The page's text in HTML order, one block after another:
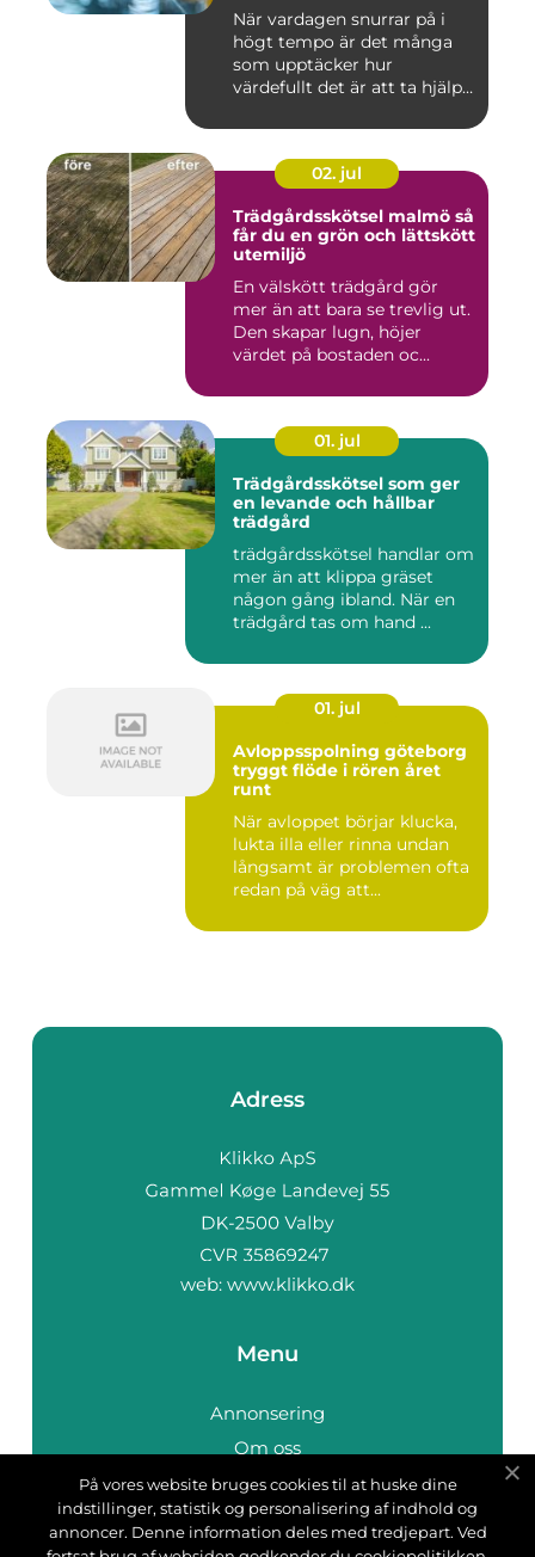
När vardagen snurrar på i
högt tempo är det många
som upptäcker hur
värdefullt det är att ta hjälp
02. jul
Trädgårdsskötsel malmö så
får du en grön och lättskött
utemiljö
En välskött trädgård gör
mer än att bara se trevlig ut.
Den skapar lugn, höjer
värdet på bostaden oc...
01. jul
Trädgårdsskötsel som ger
en levande och hållbar
trädgård
trädgårdsskötsel handlar om
mer än att klippa gräset
någon gång ibland. När en
trädgård tas om hand ...
01. jul
Avloppsspolning göteborg
tryggt flöde i rören året
runt
När avloppet börjar klucka,
lukta illa eller rinna undan
långsamt är problemen ofta
redan på väg att...
Adress
web: www.klikko.dk
Menu
Annonsering
Om oss
Cookies
Kontakta oss
Sitemap
På vores website bruges cookies til at huske dine
indstillinger, statistik og personalisering af indhold og
annoncer. Denne information deles med tredjepart. Ved